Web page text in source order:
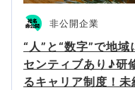
非公開企業
“人”と“数字”で地
センティブあり♪研
るキャリア制度！未